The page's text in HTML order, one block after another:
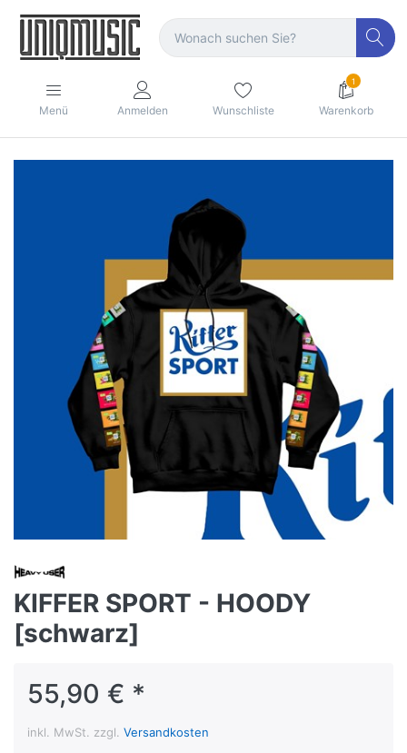
Menü Anmelden Wunschliste
1
Warenkorb
KIFFER SPORT - HOODY
[schwarz]
55,90 € *
inkl. MwSt. zzgl. Versandkosten